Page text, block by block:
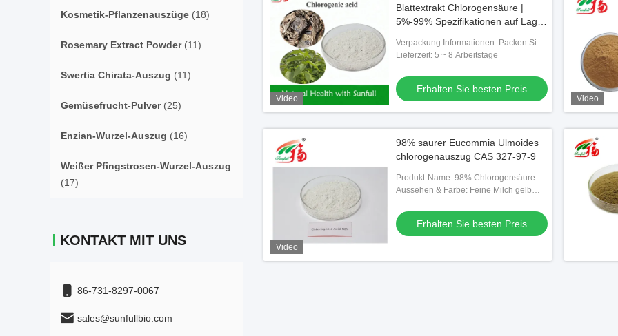
Kosmetik-Pflanzenauszüge (18)
Rosemary Extract Powder(11)
Swertia Chirata-Auszug (11)
Gemüsefrucht-Pulver(25)
Enzian-Wurzel-Auszug (16)
Weißer Pfingstrosen-Wurzel-Auszug
(17)
KONTAKT MIT UNS
86-731-8297-0067
sales@sunfullbio.com
Video
Blattextrakt Chlorogensäure |
5%-99% Spezifikationen auf Lager
Verpackung Informationen: Packen Sie
Papiertrommeln und zwei Plastiktüten
Lieferzeit: 5 ~ 8 Arbeitstage
Erhalten Sie besten Preis
Video
Video
98% saurer Eucommia Ulmoides
chlorogenauszug CAS 327-97-9
Produkt-Name: 98% Chlorogensäure
Aussehen & Farbe: Feine Milch gelb
Erhalten Sie besten Preis